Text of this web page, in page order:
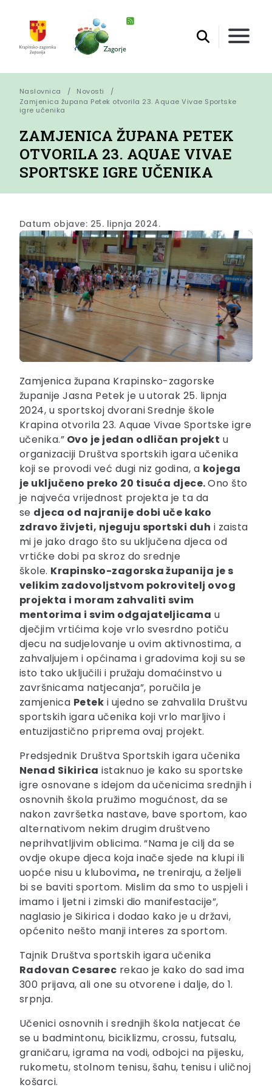
Naslovnica
Novosti
Zamjenica župana Petek otvorila 23. Aquae Vivae Sportske
igre učenika
ZAMJENICA ŽUPANA PETEK
OTVORILA 23. AQUAE VIVAE
SPORTSKE IGRE UČENIKA
Datum objave: 25. lipnja 2024.
Zamjenica župana Krapinsko-zagorske
županije Jasna Petek je u utorak 25. lipnja
2024, u sportskoj dvorani Srednje škole
Krapina otvorila 23. Aquae Vivae Sportske igre
učenika.” Ovo je jedan odličan projekt u
organizaciji Društva sportskih igara učenika
koji se provodi već dugi niz godina, a kojega
je uključeno preko 20 tisuća djece.Ono što
je najveća vrijednost projekta je ta da
se djeca od najranije dobi uče kako
zdravo živjeti, njeguju sportski duh i zaista
mi je jako drago što su uključena djeca od
vrtićke dobi pa skroz do srednje
škole. Krapinsko-zagorska županija je s
velikim zadovoljstvom pokrovitelj ovog
projekta i moram zahvaliti svim
mentorima i svim odgajateljicama u
dječjim vrtićima koje vrlo svesrdno potiču
djecu na sudjelovanje u ovim aktivnostima, a
zahvaljujem i općinama i gradovima koji su se
isto tako uključili i pružaju domaćinstvo u
završnicama natjecanja”, poručila je
zamjenica Petek i ujedno se zahvalila Društvu
sportskih igara učenika koji vrlo marljivo i
entuzijastično priprema ovaj projekt.
Predsjednik Društva Sportskih igara učenika
Nenad Sikirica istaknuo je kako su sportske
igre osnovane s idejom da učenicima srednjih i
osnovnih škola pružimo mogućnost, da se
nakon završetka nastave, bave sportom, kao
alternativom nekim drugim društveno
neprihvatljivim oblicima. “Nama je cilj da se
ovdje okupe djeca koja inače sjede na klupi ili
uopće nisu u klubovima, ne treniraju, a željeli
bi se baviti sportom. Mislim da smo to uspjeli i
imamo i ljetni i zimski dio manifestacije”,
naglasio je Sikirica i dodao kako je u državi,
općenito nešto manji interes za sportom.
Tajnik Društva sportskih igara učenika
Radovan Cesarec rekao je kako do sad ima
300 prijava, ali one su otvorene i dalje, do 1.
srpnja.
Učenici osnovnih i srednjih škola natjecat će
se u badmintonu, biciklizmu, crossu, futsalu,
graničaru, igrama na vodi, odbojci na pijesku,
rukometu, stolnom tenisu, šahu, tenisu i uličnoj
košarci.